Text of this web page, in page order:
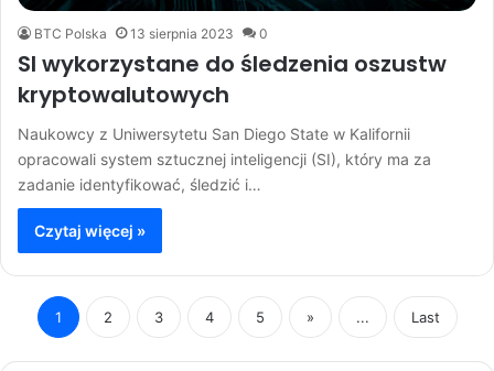
BTC Polska 13 sierpnia 2023 0
SI wykorzystane do śledzenia oszustw
kryptowalutowych
Naukowcy z Uniwersytetu San Diego State w Kalifornii
opracowali system sztucznej inteligencji (SI), który ma za
zadanie identyfikować, śledzić i…
Czytaj więcej »
1 2 3 4 5 » ... Last